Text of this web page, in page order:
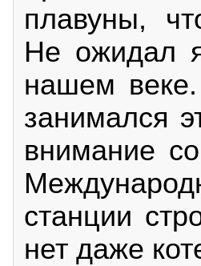
плавуны,
Не ожидал
нашем
занимался
внимание
станции
нет даже